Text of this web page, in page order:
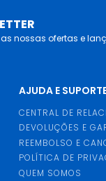
nossas ofertas e
AJUDA E
CENTRAL DE
DEVOLUÇÕES E
REEMBOLSO E
POLÍTICA DE
QUEM SOMOS